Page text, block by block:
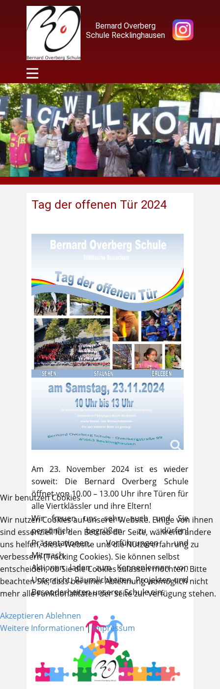
Bernard Overberg
Schule Recklinghausen
Tag der offenen Tür 2024
Am 23. November 2024 ist es wieder
soweit: Die Bernard Overberg Schule
öffnet von 10.00 – 13.00 Uhr ihre Türen für
alle Viertklässler und ihre Eltern!
Wir freuen uns sehr, euch und Sie
persönlich begrüßen zu dürfen!
Präsentationen, Vorführungen und
Mitmach-
Aktionen laden zum Kennenlernen von
Unterricht, Räumlichkeiten, Projekten und
Besonderheiten unserer Schule ein.
Wir benutzen Cookies
Wir nutzen Cookies auf unserer Website. Einige von ihnen
sind essenziell für den Betrieb der Seite, während andere
uns helfen, diese Website und die Nutzererfahrung zu
verbessern (Tracking Cookies). Sie können selbst
entscheiden, ob Sie die Cookies zulassen möchten. Bitte
beachten Sie, dass bei einer Ablehnung womöglich nicht
mehr alle Funktionalitäten der Seite zur Verfügung stehen.
Akzeptieren Ablehnen
Weitere Informationen|Impressum